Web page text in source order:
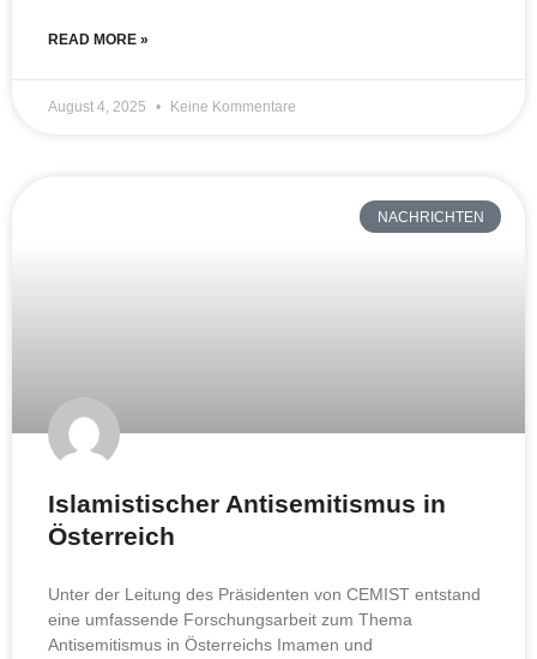
READ MORE »
August 4, 2025 Keine Kommentare
NACHRICHTEN
Islamistischer Antisemitismus in
Österreich
Unter der Leitung des Präsidenten von CEMIST entstand
eine umfassende Forschungsarbeit zum Thema
Antisemitismus in Österreichs Imamen und